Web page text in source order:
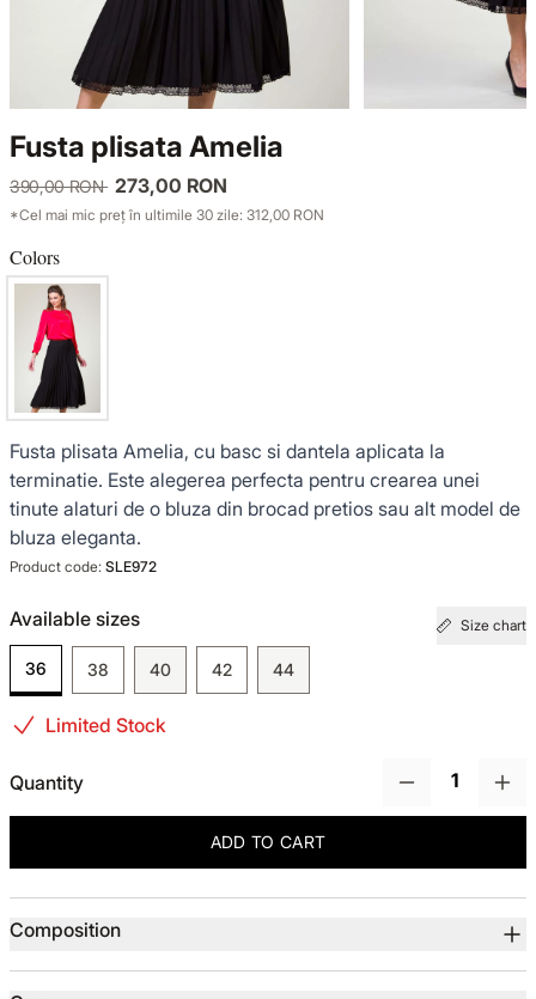
Fusta plisata Amelia
390,00 RON 273,00 RON
*Cel mai mic preț în ultimile 30 zile: 312,00 RON
Colors
Fusta plisata Amelia, cu basc si dantela aplicata la
terminatie. Este alegerea perfecta pentru crearea unei
tinute alaturi de o bluza din brocad pretios sau alt model de
bluza eleganta.
Product code: SLE972
Available sizes Size chart
36 38 40 42 44
Limited Stock
Quantity
ADD TO CART
Composition
TWIN SETS
KNITWEAR
COATS
JACKETS
TINUTE DE OCAZIE
NOUTĂȚI
GARDEROBA DE VACANTA
TOTUL DE LA -50%
TOTUL DE LA -30% LA -65%
COATS
JACKETS
TINUTE DE OCAZIE
VEZI TOATE REDUCERILE
SENSE LIMITED EDITION
BACK TO OFFICE